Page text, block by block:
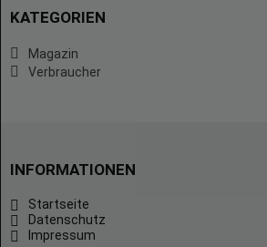
KATEGORIEN
Magazin
Verbraucher
INFORMATIONEN
Startseite
Datenschutz
Impressum